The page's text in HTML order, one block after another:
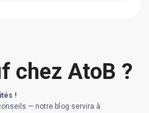
chez AtoB ?
!
— notre blog servira à